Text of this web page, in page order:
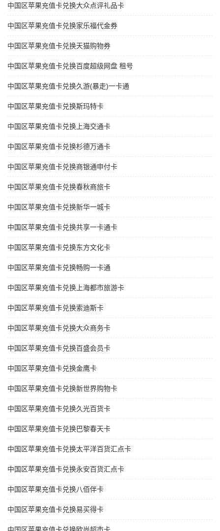
中国区苹果充值卡兑换大众点评礼品卡
中国区苹果充值卡兑换家乐福代金券
中国区苹果充值卡兑换天猫购物券
中国区苹果充值卡兑换百度超级网盘 租号
中国区苹果充值卡兑换久游(暴走)一卡通
中国区苹果充值卡兑换斯玛特卡
中国区苹果充值卡兑换上海交通卡
中国区苹果充值卡兑换杉德万通卡
中国区苹果充值卡兑换商银通申付卡
中国区苹果充值卡兑换春秋商旅卡
中国区苹果充值卡兑换新华一城卡
中国区苹果充值卡兑换共享一卡通卡
中国区苹果充值卡兑换东方文化卡
中国区苹果充值卡兑换畅购一卡通
中国区苹果充值卡兑换上海都市旅游卡
中国区苹果充值卡兑换索迪斯卡
中国区苹果充值卡兑换大众商务卡
中国区苹果充值卡兑换百盛会员卡
中国区苹果充值卡兑换金鹰卡
中国区苹果充值卡兑换新世界购物卡
中国区苹果充值卡兑换久光百货卡
中国区苹果充值卡兑换巴黎春天卡
中国区苹果充值卡兑换太平洋百货汇点卡
中国区苹果充值卡兑换永安百货汇点卡
中国区苹果充值卡兑换八佰伴卡
中国区苹果充值卡兑换易买得卡